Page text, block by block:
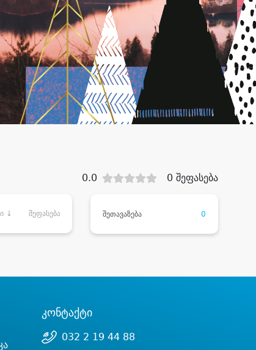
0.0 0 შეფასება
↓ შეფასება შეთავაზება 0
კონტაქტი
032 2 19 44 88